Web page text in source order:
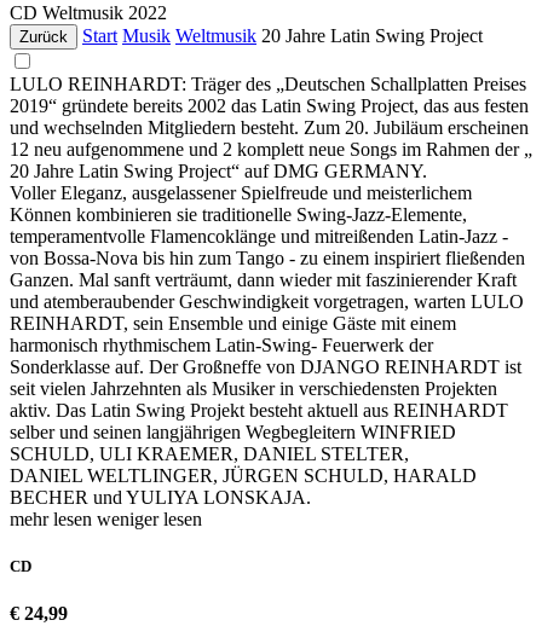
CD Weltmusik 2022
Zurück Start Musik Weltmusik 20 Jahre Latin Swing Project
LULO REINHARDT: Träger des „Deutschen Schallplatten Preises
2019“ gründete bereits 2002 das Latin Swing Project, das aus festen
und wechselnden Mitgliedern besteht. Zum 20. Jubiläum erscheinen
12 neu aufgenommene und 2 komplett neue Songs im Rahmen der „
20 Jahre Latin Swing Project“ auf DMG GERMANY.
Voller Eleganz, ausgelassener Spielfreude und meisterlichem
Können kombinieren sie traditionelle Swing-Jazz-Elemente,
temperamentvolle Flamencoklänge und mitreißenden Latin-Jazz -
von Bossa-Nova bis hin zum Tango - zu einem inspiriert fließenden
Ganzen. Mal sanft verträumt, dann wieder mit faszinierender Kraft
und atemberaubender Geschwindigkeit vorgetragen, warten LULO
REINHARDT, sein Ensemble und einige Gäste mit einem
harmonisch rhythmischem Latin-Swing- Feuerwerk der
Sonderklasse auf. Der Großneffe von DJANGO REINHARDT ist
seit vielen Jahrzehnten als Musiker in verschiedensten Projekten
aktiv. Das Latin Swing Projekt besteht aktuell aus REINHARDT
selber und seinen langjährigen Wegbegleitern WINFRIED
SCHULD, ULI KRAEMER, DANIEL STELTER,
DANIEL WELTLINGER, JÜRGEN SCHULD, HARALD
BECHER und YULIYA LONSKAJA.
mehr lesen weniger lesen
CD
€ 24,99